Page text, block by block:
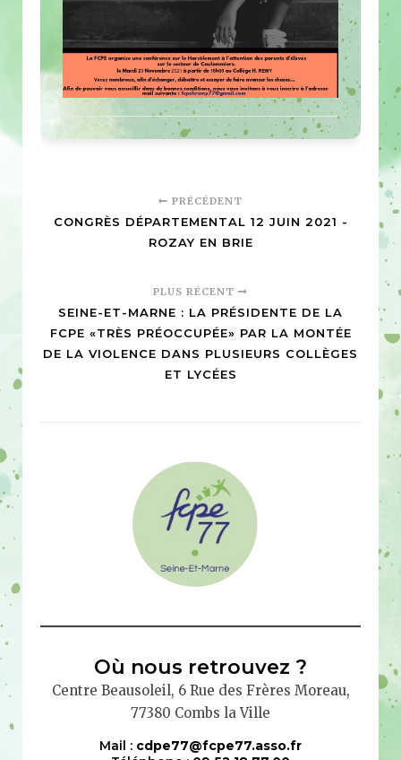
PRÉCÉDENT
CONGRÈS DÉPARTEMENTAL 12 JUIN 2021 -
ROZAY EN BRIE
PLUS RÉCENT
SEINE-ET-MARNE : LA PRÉSIDENTE DE LA
FCPE «TRÈS PRÉOCCUPÉE» PAR LA MONTÉE
DE LA VIOLENCE DANS PLUSIEURS COLLÈGES
ET LYCÉES
Où nous retrouvez ?
Centre Beausoleil, 6 Rue des Frères Moreau,
77380 Combs la Ville
Mail : cdpe77@fcpe77.asso.fr